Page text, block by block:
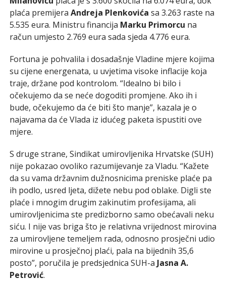
plaća premijera Andreja Plenkovića sa 3.263 raste na
5.535 eura. Ministru financija Marku Primorcu na
račun umjesto 2.769 eura sada sjeda 4.776 eura.
Fortuna je pohvalila i dosadašnje Vladine mjere kojima
su cijene energenata, u uvjetima visoke inflacije koja
traje, držane pod kontrolom. “Idealno bi bilo i
očekujemo da se neće dogoditi promjene. Ako ih i
bude, očekujemo da će biti što manje”, kazala je o
najavama da će Vlada iz idućeg paketa ispustiti ove
mjere.
S druge strane, Sindikat umirovljenika Hrvatske (SUH)
nije pokazao ovoliko razumijevanje za Vladu. “Kažete
da su vama državnim dužnosnicima preniske plaće pa
ih podlo, usred ljeta, dižete nebu pod oblake. Digli ste
plaće i mnogim drugim zakinutim profesijama, ali
umirovljenicima ste predizborno samo obećavali neku
siću. I nije vas briga što je relativna vrijednost mirovina
za umirovljene temeljem rada, odnosno prosječni udio
mirovine u prosječnoj plaći, pala na bijednih 35,6
posto”, poručila je predsjednica SUH-a Jasna A.
Petrović.